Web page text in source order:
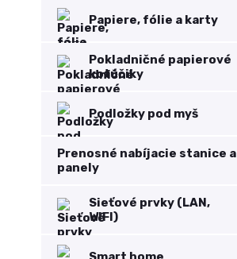
Papiere, fólie a karty
Pokladničné papierové
kotúčiky
Podložky pod myš
Prenosné nabíjacie stanice a
panely
Sieťové prvky (LAN,
WIFI)